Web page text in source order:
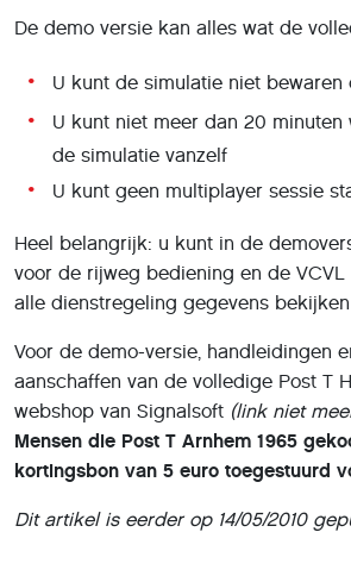
De demo versie kan alles wat de
U kunt de simulatie niet bewaren
U kunt niet meer dan 20
de simulatie vanzelf
U kunt geen multiplayer sessie
Heel belangrijk: u kunt in de
voor de rijweg bediening en de
alle dienstregeling gegevens
Voor de demo-versie, handleidingen
aanschaffen van de volledige Post T
webshop van Signalsoft (link niet
Mensen die Post T Arnhem 1965
kortingsbon van 5 euro toegestuurd
Dit artikel is eerder op 14/05/2010